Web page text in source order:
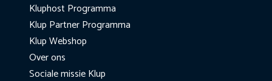
Kluphost Programma
Klup Partner Programma
Klup Webshop
Over ons
Sociale missie Klup